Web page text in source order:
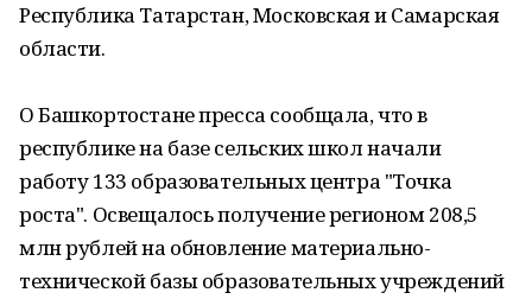
Республика Татарстан, Московская и Самарская
области.
О Башкортостане пресса сообщала, что в
республике на базе сельских школ начали
работу 133 образовательных центра "Точка
роста". Освещалось получение регионом 208,5
млн рублей на обновление материально-
технической базы образовательных учреждений